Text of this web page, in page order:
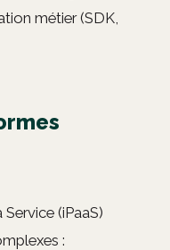
métier (SDK,
(iPaaS)
: